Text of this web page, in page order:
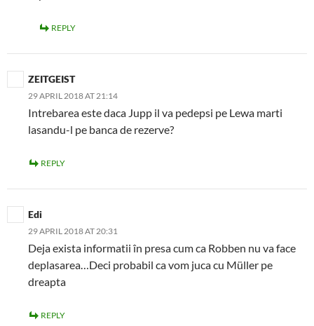
REPLY
ZEITGEIST
29 APRIL 2018 AT 21:14
Intrebarea este daca Jupp il va pedepsi pe Lewa marti
lasandu-l pe banca de rezerve?
REPLY
Edi
29 APRIL 2018 AT 20:31
Deja exista informatii în presa cum ca Robben nu va face
deplasarea…Deci probabil ca vom juca cu Müller pe
dreapta
REPLY